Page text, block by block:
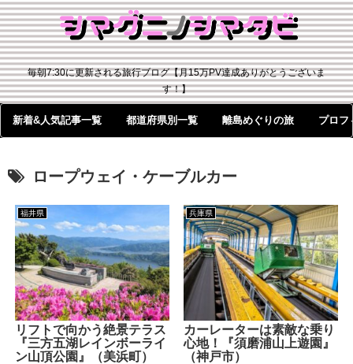
毎朝7:30に更新される旅行ブログ【月15万PV達成ありがとうございま
す！】
新着&人気記事一覧 都道府県別一覧 離島めぐりの旅 プロフ
ロープウェイ・ケーブルカー
福井県
リフトで向かう絶景テラス
『三方五湖レインボーライ
ン山頂公園』（美浜町）
兵庫県
カーレーターは素敵な乗り
心地！『須磨浦山上遊園』
（神戸市）